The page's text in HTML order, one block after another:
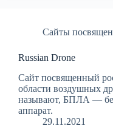
Сайты
Russian Drone
Сайт посвященный
области воздушных
называют, БПЛА —
аппарат.
29.11.2021